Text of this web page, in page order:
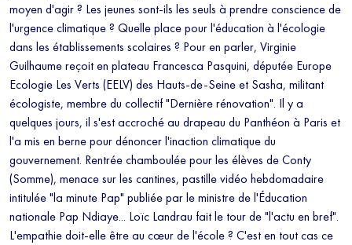
moyen d'agir ? Les jeunes sont-ils les seuls à prendre conscience de
l'urgence climatique ? Quelle place pour l'éducation à l'écologie
dans les établissements scolaires ? Pour en parler, Virginie
Guilhaume reçoit en plateau Francesca Pasquini, députée Europe
Ecologie Les Verts (EELV) des Hauts-de-Seine et Sasha, militant
écologiste, membre du collectif "Dernière rénovation". Il y a
quelques jours, il s'est accroché au drapeau du Panthéon à Paris et
l'a mis en berne pour dénoncer l'inaction climatique du
gouvernement. Rentrée chamboulée pour les élèves de Conty
(Somme), menace sur les cantines, pastille vidéo hebdomadaire
intitulée "la minute Pap" publiée par le ministre de l'Éducation
nationale Pap Ndiaye... Loïc Landrau fait le tour de "l'actu en bref".
L'empathie doit-elle être au cœur de l'école ? C'est en tout cas ce